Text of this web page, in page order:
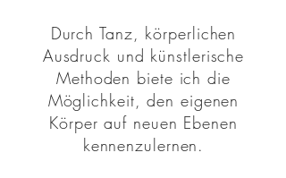
Durch Tanz, körperlichen
Ausdruck und künstlerische
Methoden biete ich die
Möglichkeit, den eigenen
Körper auf neuen Ebenen
kennenzulernen.